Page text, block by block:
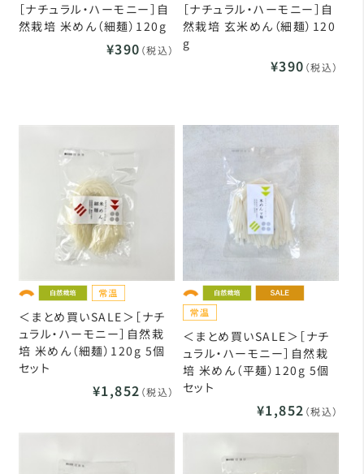
［ナチュラル・ハーモニー］自
然栽培 米めん（細麺）120g
¥390 （税込）
［ナチュラル・ハーモニー］自
然栽培 玄米めん（細麺）120
g
¥390 （税込）
＜まとめ買いSALE＞［ナチ
ュラル・ハーモニー］自然栽
培 米めん（細麺）120g 5個
セット
¥1,852 （税込）
＜まとめ買いSALE＞［ナチ
ュラル・ハーモニー］自然栽
培 米めん（平麺）120g 5個
セット
¥1,852 （税込）